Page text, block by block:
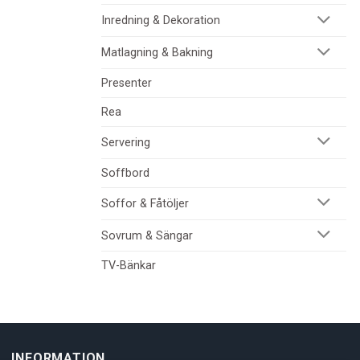
Inredning & Dekoration
Matlagning & Bakning
Presenter
Rea
Servering
Soffbord
Soffor & Fåtöljer
Sovrum & Sängar
TV-Bänkar